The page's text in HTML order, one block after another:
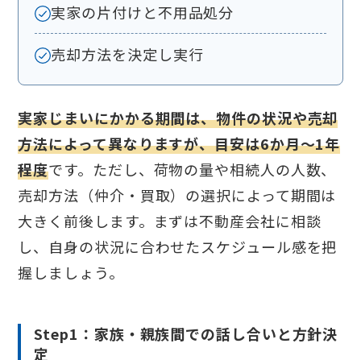
実家の片付けと不用品処分
売却方法を決定し実行
実家じまいにかかる期間は、物件の状況や売却
方法によって異なりますが、目安は6か月〜1年
程度です。ただし、荷物の量や相続人の人数、
売却方法（仲介・買取）の選択によって期間は
大きく前後します。まずは不動産会社に相談
し、自身の状況に合わせたスケジュール感を把
握しましょう。
Step1：家族・親族間での話し合いと方針決
定